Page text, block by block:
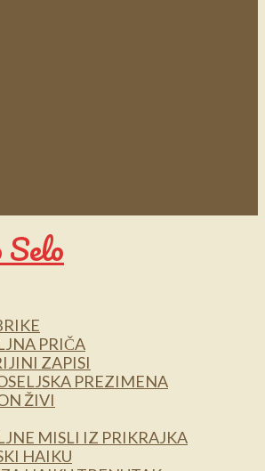
PRIČA
ZAPISI
PREZIMENA
ŽIVI
MISLI IZ PRIKRAJKA
HAIKU